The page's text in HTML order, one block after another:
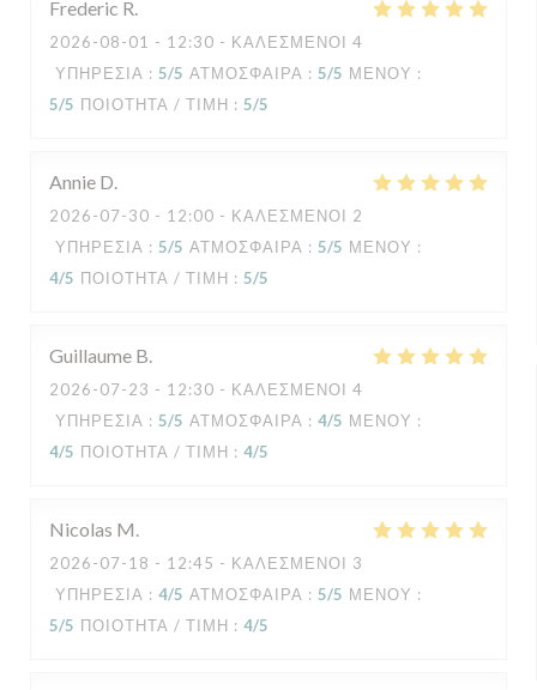
Frederic R
2026-08-01 - 12:30 - ΚΑΛΕΣΜΈΝΟΙ 4
ΥΠΗΡΕΣΊΑ : 5/5 ΑΤΜΌΣΦΑΙΡΑ : 5/5 ΜΕΝΟΎ :
5/5 ΠΟΙΌΤΗΤΑ / ΤΙΜΉ : 5/5
Annie D
2026-07-30 - 12:00 - ΚΑΛΕΣΜΈΝΟΙ 2
ΥΠΗΡΕΣΊΑ : 5/5 ΑΤΜΌΣΦΑΙΡΑ : 5/5 ΜΕΝΟΎ :
4/5 ΠΟΙΌΤΗΤΑ / ΤΙΜΉ : 5/5
Guillaume B
2026-07-23 - 12:30 - ΚΑΛΕΣΜΈΝΟΙ 4
ΥΠΗΡΕΣΊΑ : 5/5 ΑΤΜΌΣΦΑΙΡΑ : 4/5 ΜΕΝΟΎ :
4/5 ΠΟΙΌΤΗΤΑ / ΤΙΜΉ : 4/5
Nicolas M
2026-07-18 - 12:45 - ΚΑΛΕΣΜΈΝΟΙ 3
ΥΠΗΡΕΣΊΑ : 4/5 ΑΤΜΌΣΦΑΙΡΑ : 5/5 ΜΕΝΟΎ :
5/5 ΠΟΙΌΤΗΤΑ / ΤΙΜΉ : 4/5